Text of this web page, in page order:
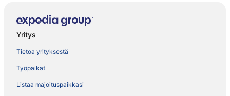
Yritys
Tietoa yrityksestä
Työpaikat
Listaa majoituspaikkasi